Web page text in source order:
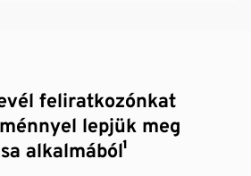
feliratkozónkat
lepjük meg
alkalmából¹